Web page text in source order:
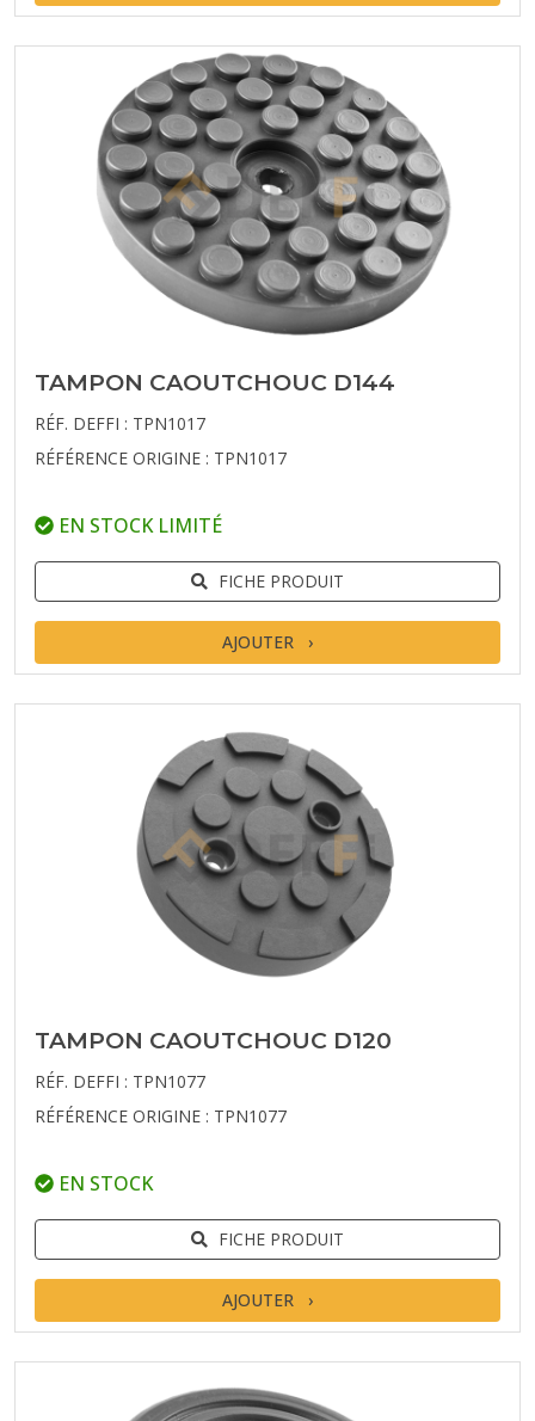
TAMPON CAOUTCHOUC D144
RÉF. DEFFI : TPN1017
RÉFÉRENCE ORIGINE : TPN1017
EN STOCK LIMITÉ
FICHE PRODUIT
AJOUTER
TAMPON CAOUTCHOUC D120
RÉF. DEFFI : TPN1077
RÉFÉRENCE ORIGINE : TPN1077
EN STOCK
FICHE PRODUIT
AJOUTER